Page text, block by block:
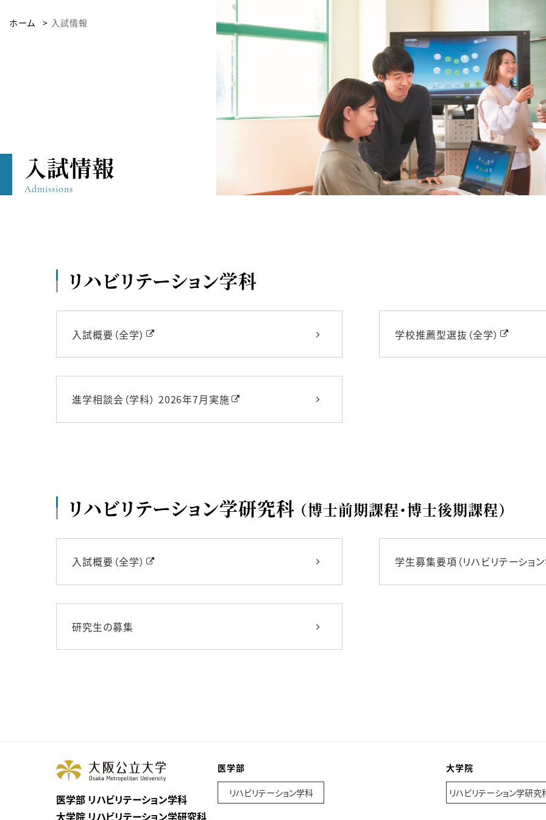
入試情報
Admissions
ホーム 入試情報
リハビリテーション学科
入試概要（全学） 学校推薦型選抜（全学）
進学相談会（学科） 2026年7月実施
リハビリテーション学研究科 （博士前期課程・博士後期課程）
入試概要（全学） 学生募集要項（リハビリテーショ
研究生の募集
医学部 リハビリテーション学科
大学院 リハビリテーション学研究科
医学部
リハビリテーション学科
大学院
リハビリテーション学研究